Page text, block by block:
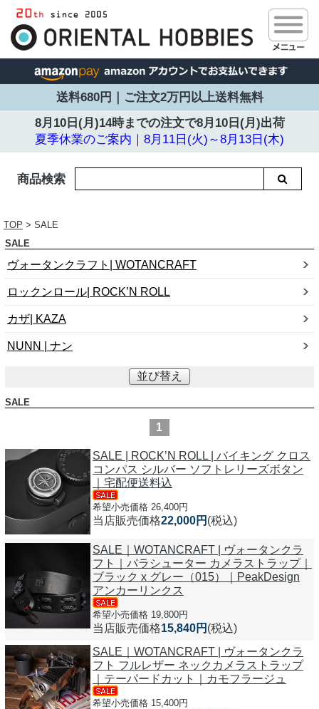
送料680円｜ご注文2万円以上送料無料
8月10日(月)14時までの注文で8月10日(月)出荷
夏季休業のご案内｜8月11日(火)～8月13日(木)
商品検索
TOP > SALE
SALE
ヴォータンクラフト| WOTANCRAFT
ロックンロール| ROCK’N ROLL
カザ| KAZA
NUNN | ナン
並び替え
SALE
1
SALE | ROCK’N ROLL | バイキング クロス
コンパス シルバー ソフトレリーズボタン
｜宅配便送料込
希望小売価格 26,400円
当店販売価格22,000円 (税込)
SALE｜WOTANCRAFT | ヴォータンクラ
フト｜パラシューター カメラストラップ｜
ブラック x グレー（015）｜PeakDesign
アンカーリンクス
希望小売価格 19,800円
当店販売価格15,840円 (税込)
SALE｜WOTANCRAFT | ヴォータンクラ
フト フルレザー ネックカメラストラップ
｜テーパードカット｜カモフラージュ
希望小売価格 15,400円